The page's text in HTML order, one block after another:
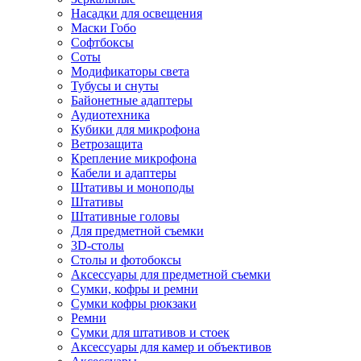
Насадки для освещения
Маски Гобо
Софтбоксы
Соты
Модификаторы света
Тубусы и снуты
Байонетные адаптеры
Аудиотехника
Кубики для микрофона
Ветрозащита
Крепление микрофона
Кабели и адаптеры
Штативы и моноподы
Штативы
Штативные головы
Для предметной съемки
3D-столы
Столы и фотобоксы
Аксессуары для предметной съемки
Сумки, кофры и ремни
Сумки кофры рюкзаки
Ремни
Сумки для штативов и стоек
Аксессуары для камер и объективов